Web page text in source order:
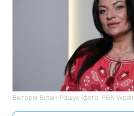
Вікторія Білан-Ращук (фото: РБК-